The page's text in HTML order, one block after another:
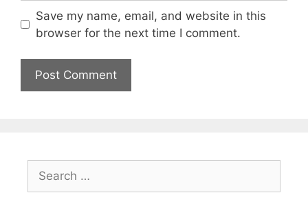
Save my name, email, and website in this
browser for the next time I comment.